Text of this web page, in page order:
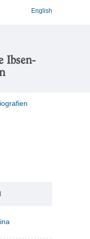
English
Ibsen-